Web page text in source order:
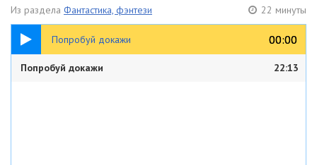
Из раздела Фантастика, фэнтези 22 минуты
Попробуй докажи 00:00
00:00
22:13
Попробуй докажи 22:13